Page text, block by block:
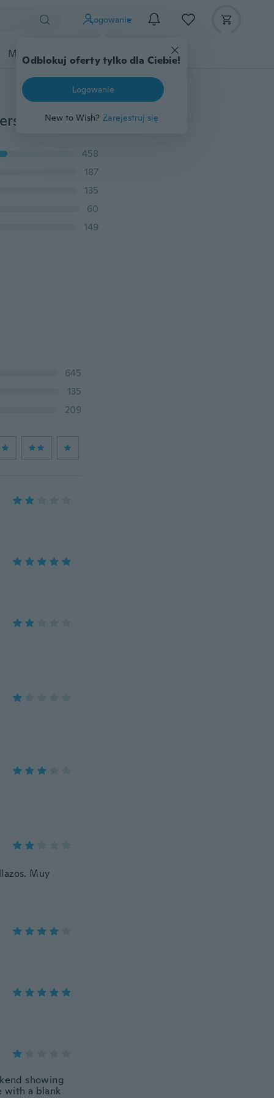
Logowanie
Odblokuj oferty tylko dla Ciebie!
Logowanie
New to Wish? Zarejestruj się
Moda Przybory dziecięce Więcej
Punk męski 925 Sterling Silver Skull Ring masoneria pierścień rycerz templariusz pierścień krzyż pierścień cygaro zespół styl biżuteria rozmiar 7-13
458
187
135
60
149
645
135
209
Muy
showing
with a blank